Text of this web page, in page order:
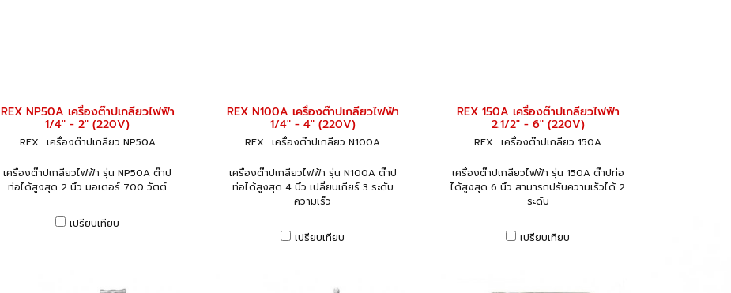
REX NP50A เครื่องต๊าปเกลียวไฟฟ้า
1/4" - 2" (220V)
REX : เครื่องต๊าปเกลียว NP50A
เครื่องต๊าปเกลียวไฟฟ้า รุ่น NP50A ต๊าป
ท่อได้สูงสุด 2 นิ้ว มอเตอร์ 700 วัตต์
เปรียบเทียบ
REX N100A เครื่องต๊าปเกลียวไฟฟ้า
1/4" - 4" (220V)
REX : เครื่องต๊าปเกลียว N100A
เครื่องต๊าปเกลียวไฟฟ้า รุ่น N100A ต๊าป
ท่อได้สูงสุด 4 นิ้ว เปลี่ยนเกียร์ 3 ระดับ
ความเร็ว
เปรียบเทียบ
REX 150A เครื่องต๊าปเกลียวไฟฟ้า
2.1/2" - 6" (220V)
REX : เครื่องต๊าปเกลียว 150A
เครื่องต๊าปเกลียวไฟฟ้า รุ่น 150A ต๊าปท่อ
ได้สูงสุด 6 นิ้ว สามารถปรับความเร็วได้ 2
ระดับ
เปรียบเทียบ